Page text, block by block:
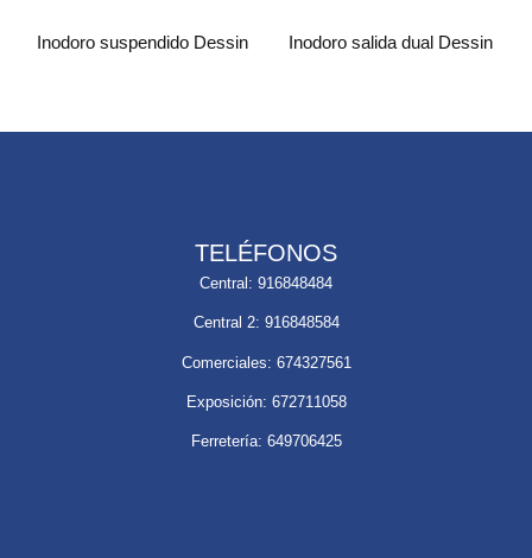
Inodoro suspendido Dessin Inodoro salida dual Dessin
TELÉFONOS
Central: 916848484
Central 2: 916848584
Comerciales: 674327561
Exposición: 672711058
Ferretería: 649706425